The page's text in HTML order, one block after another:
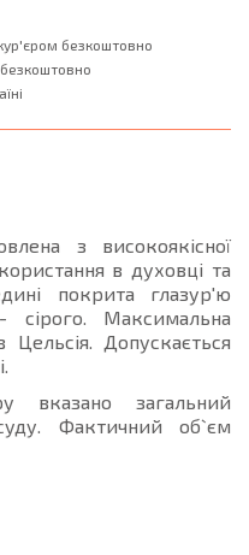
безкоштовно
​​з високоякісної
в духовці та
покрита глазур'ю
сірого. Максимальна
Цельсія. Допускається
загальний
Фактичний об`єм